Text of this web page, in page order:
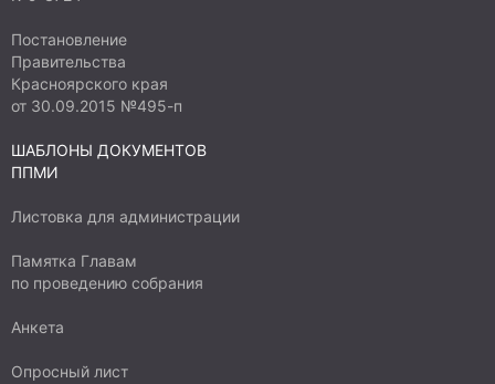
Постановление
Правительства
Красноярского края
от 30.09.2015 №495-п
ШАБЛОНЫ ДОКУМЕНТОВ
ППМИ
Листовка для администрации
Памятка Главам
по проведению собрания
Анкета
Опросный лист